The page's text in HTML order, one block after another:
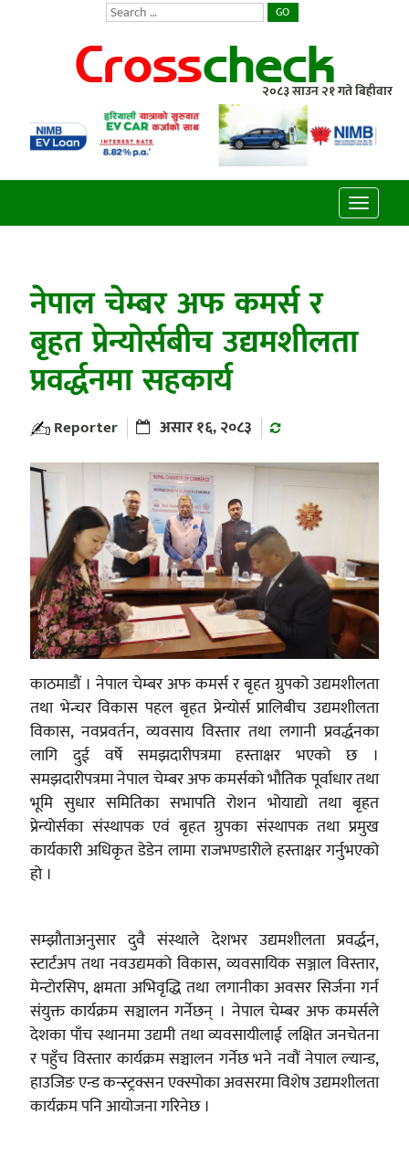
GO
२०८३ साउन २१ गते बिहीवार
Toggle
नेपाल चेम्बर अफ कमर्स र
बृहत प्रेन्योर्सबीच उद्यमशीलता
प्रवर्द्धनमा सहकार्य
Reporter असार १६, २०८३
काठमाडौं । नेपाल चेम्बर अफ कमर्स र बृहत ग्रुपको उद्यमशीलता
तथा भेन्चर विकास पहल बृहत प्रेन्योर्स प्रालिबीच उद्यमशीलता
विकास, नवप्रवर्तन, व्यवसाय विस्तार तथा लगानी प्रवर्द्धनका
लागि दुई वर्षे समझदारीपत्रमा हस्ताक्षर भएको छ ।
समझदारीपत्रमा नेपाल चेम्बर अफ कमर्सको भौतिक पूर्वाधार तथा
भूमि सुधार समितिका सभापति रोशन भोयाद्यो तथा बृहत
प्रेन्योर्सका संस्थापक एवं बृहत ग्रुपका संस्थापक तथा प्रमुख
कार्यकारी अधिकृत डेडेन लामा राजभण्डारीले हस्ताक्षर गर्नुभएको
हो ।
सम्झौताअनुसार दुवै संस्थाले देशभर उद्यमशीलता प्रवर्द्धन,
स्टार्टअप तथा नवउद्यमको विकास, व्यवसायिक सञ्जाल विस्तार,
मेन्टोरसिप, क्षमता अभिवृद्धि तथा लगानीका अवसर सिर्जना गर्न
संयुक्त कार्यक्रम सञ्चालन गर्नेछन् । नेपाल चेम्बर अफ कमर्सले
देशका पाँच स्थानमा उद्यमी तथा व्यवसायीलाई लक्षित जनचेतना
र पहुँच विस्तार कार्यक्रम सञ्चालन गर्नेछ भने नवौं नेपाल ल्यान्ड,
हाउजिङ एन्ड कन्स्ट्रक्सन एक्स्पोका अवसरमा विशेष उद्यमशीलता
कार्यक्रम पनि आयोजना गरिनेछ ।